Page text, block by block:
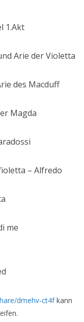
1.Akt
Arie der Violetta
des Macduff
Magda
– Alfredo
me
dmehv-ct4fkann